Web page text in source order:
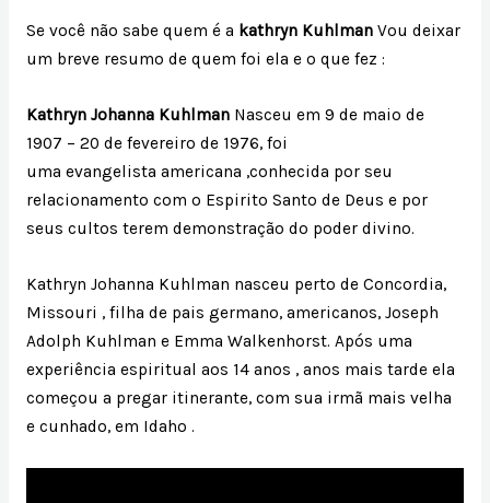
Se você não sabe quem é a kathryn KuhlmanVou deixar
um breve resumo de quem foi ela e o que fez :
Kathryn Johanna KuhlmanNasceu em 9 de maio de
1907 – 20 de fevereiro de 1976, foi
uma evangelista americana ,conhecida por seu
relacionamento com o Espirito Santo de Deus e por
seus cultos terem demonstração do poder divino.
Kathryn Johanna Kuhlman nasceu perto de Concordia,
Missouri , filha de pais germano, americanos, Joseph
Adolph Kuhlman e Emma Walkenhorst. Após uma
experiência espiritual aos 14 anos , anos mais tarde ela
começou a pregar itinerante, com sua irmã mais velha
e cunhado, em Idaho .